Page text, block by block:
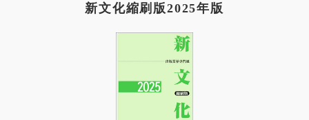
新文化縮刷版2025年版